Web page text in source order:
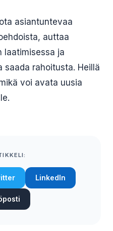
asiantuntevaa
auttaa
laatimisessa ja
saada rahoitusta. Heillä
voi avata uusia
LinkedIn